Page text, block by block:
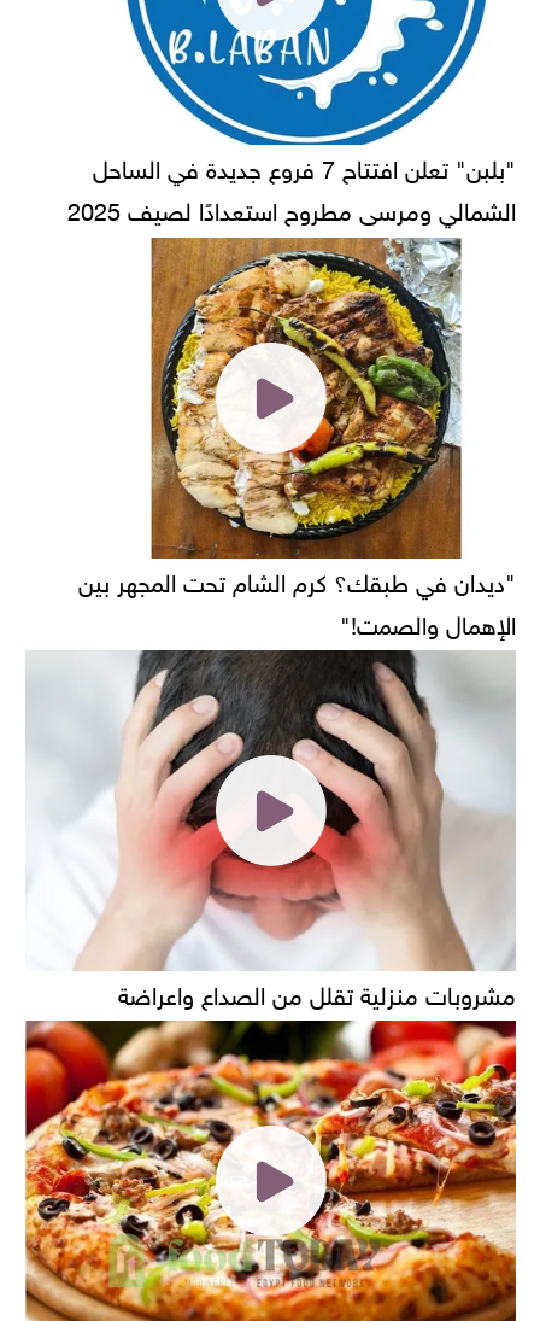
"بلبن" تعلن افتتاح 7 فروع جديدة في الساحل
الشمالي ومرسى مطروح استعدادًا لصيف 2025
"ديدان في طبقك؟ كرم الشام تحت المجهر بين
الإهمال والصمت!"
مشروبات منزلية تقلل من الصداع واعراضة